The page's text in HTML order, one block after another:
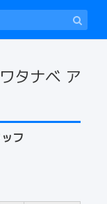
ワタナベ ア
フ